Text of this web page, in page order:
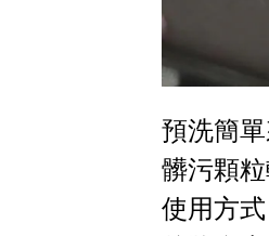
預洗簡
髒污顆
使用方